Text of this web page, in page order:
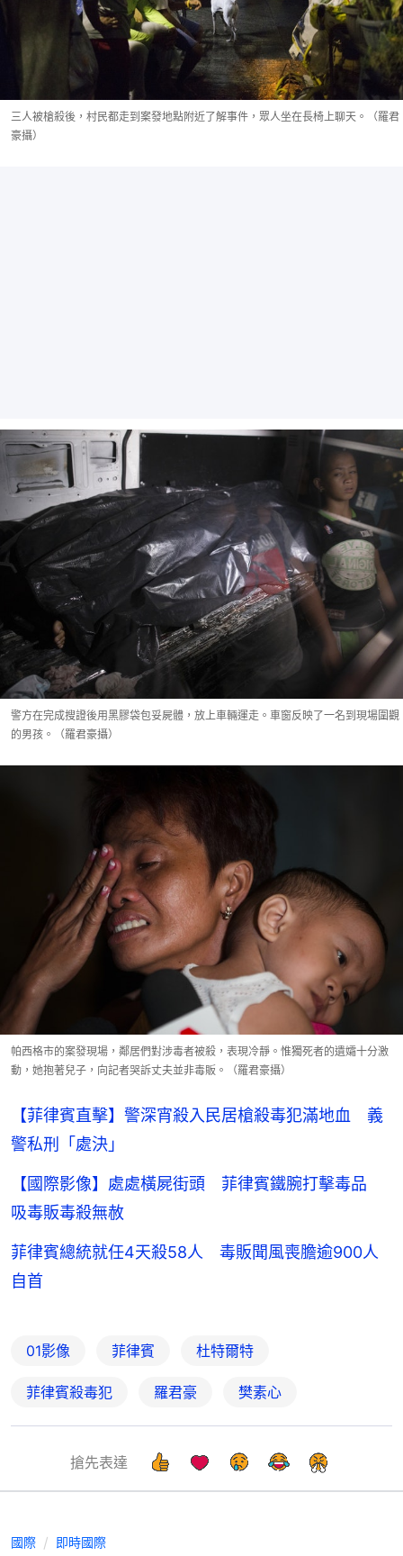
三人被槍殺後，村民都走到案發地點附近了解事件，眾人坐在長椅上聊天。（羅君
豪攝）
警方在完成搜證後用黑膠袋包妥屍體，放上車輛運走。車窗反映了一名到現場圍觀
的男孩。（羅君豪攝）
帕西格市的案發現場，鄰居們對涉毒者被殺，表現冷靜。惟獨死者的遺孀十分激
動，她抱著兒子，向記者哭訴丈夫並非毒販。（羅君豪攝）
【菲律賓直擊】警深宵殺入民居槍殺毒犯滿地血 義
警私刑「處決」
【國際影像】處處橫屍街頭 菲律賓鐵腕打擊毒品
吸毒販毒殺無赦
菲律賓總統就任4天殺58人 毒販聞風喪膽逾900人
自首
01影像 菲律賓 杜特爾特
菲律賓殺毒犯 羅君豪 樊素心
搶先表達
國際 即時國際